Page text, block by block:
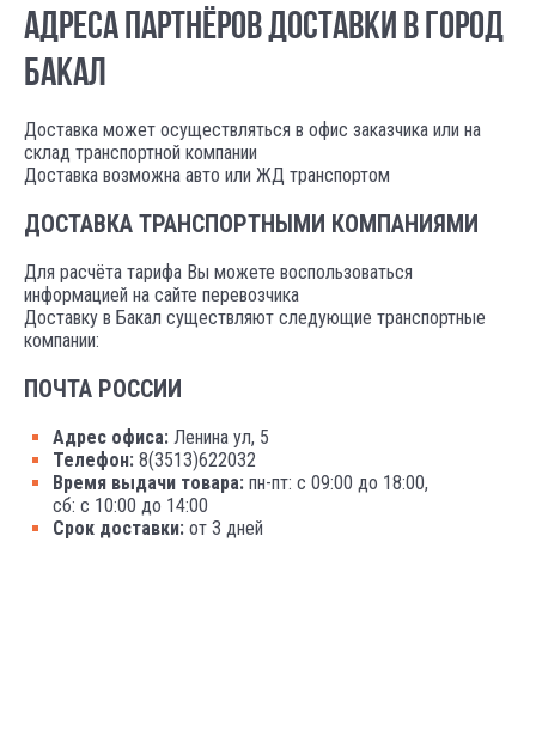
АДРЕСА ПАРТНЁРОВ ДОСТАВКИ В ГОРОД
БАКАЛ
Доставка может осуществляться в офис заказчика или на
склад транспортной компании
Доставка возможна авто или ЖД транспортом
ДОСТАВКА ТРАНСПОРТНЫМИ КОМПАНИЯМИ
Для расчёта тарифа Вы можете воспользоваться
информацией на сайте перевозчика
Доставку в Бакал существляют следующие транспортные
компании:
ПОЧТА РОССИИ
Адрес офиса: Ленина ул, 5
Телефон: 8(3513)622032
Время выдачи товара: пн-пт: с 09:00 до 18:00,
сб: с 10:00 до 14:00
Срок доставки: от 3 дней